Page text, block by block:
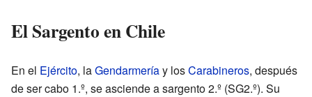
El Sargento en Chile
En el Ejército, laGendarmeríay losCarabineros, después
de ser cabo 1.º, se asciende a sargento 2.º (SG2.º). Su